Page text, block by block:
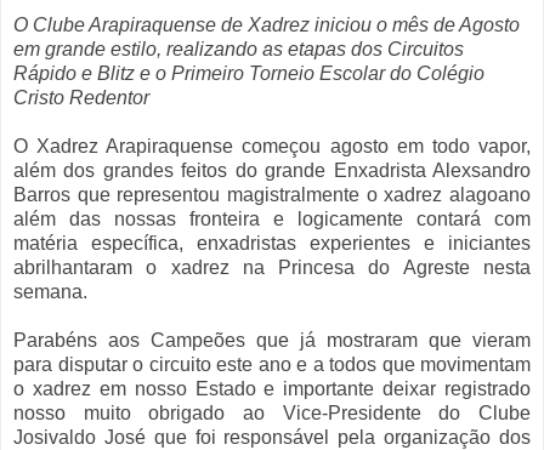
O Clube Arapiraquense de Xadrez iniciou o mês de Agosto
em grande estilo, realizando as etapas dos Circuitos
Rápido e Blitz e o Primeiro Torneio Escolar do Colégio
Cristo Redentor
O Xadrez Arapiraquense começou agosto em todo vapor,
além dos grandes feitos do grande Enxadrista Alexsandro
Barros que representou magistralmente o xadrez alagoano
além das nossas fronteira e logicamente contará com
matéria específica, enxadristas experientes e iniciantes
abrilhantaram o xadrez na Princesa do Agreste nesta
semana.
Parabéns aos Campeões que já mostraram que vieram
para disputar o circuito este ano e a todos que movimentam
o xadrez em nosso Estado e importante deixar registrado
nosso muito obrigado ao Vice-Presidente do Clube
Josivaldo José que foi responsável pela organização dos